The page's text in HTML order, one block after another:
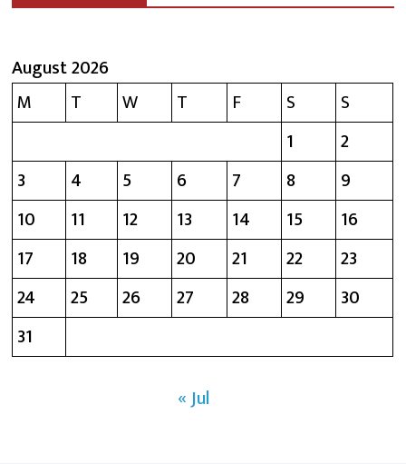
August 2026
M
T W T F S
S
1
2
3
4 5 6 7 8
9
10
11 12 13 14 15
16
17
18 19 20 21 22
23
24
25 26 27 28 29
30
31
« Jul